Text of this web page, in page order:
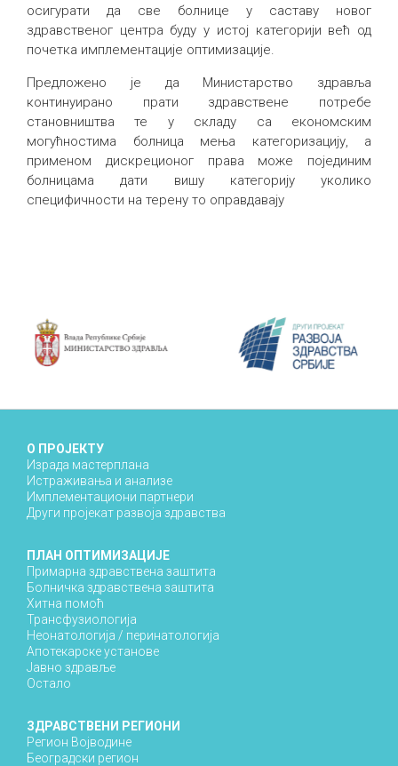
осигурати да све болнице у саставу новог
здравственог центра буду у истој категорији већ од
почетка имплементације оптимизације.
Предложено је да Министарство здравља
континуирано прати здравствене потребе
становништва те у складу са економским
могућностима болница мења категоризацију, а
применом дискреционог права може појединим
болницама дати вишу категорију уколико
специфичности на терену то оправдавају
О ПРОЈЕКТУ
Израда мастерплана
Истраживања и анализе
Имплементациони партнери
Други пројекат развоја здравства
ПЛАН ОПТИМИЗАЦИЈЕ
Примарна здравствена заштита
Болничка здравствена заштита
Хитна помоћ
Трансфузиологија
Неонатологија / перинатологија
Апотекарске установе
Јавно здравље
Остало
ЗДРАВСТВЕНИ РЕГИОНИ
Регион Војводине
Београдски регион